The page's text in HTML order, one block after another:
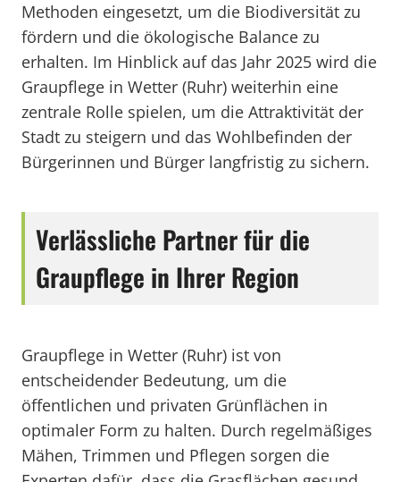
Methoden eingesetzt, um die Biodiversität zu
fördern und die ökologische Balance zu
erhalten. Im Hinblick auf das Jahr 2025 wird die
Graupflege in Wetter (Ruhr) weiterhin eine
zentrale Rolle spielen, um die Attraktivität der
Stadt zu steigern und das Wohlbefinden der
Bürgerinnen und Bürger langfristig zu sichern.
Verlässliche Partner für die
Graupflege in Ihrer Region
Graupflege in Wetter (Ruhr) ist von
entscheidender Bedeutung, um die
öffentlichen und privaten Grünflächen in
optimaler Form zu halten. Durch regelmäßiges
Mähen, Trimmen und Pflegen sorgen die